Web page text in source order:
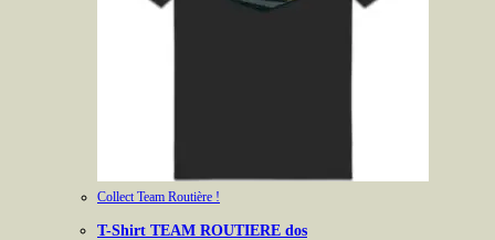
Collect Team Routière !
T-Shirt TEAM ROUTIERE dos